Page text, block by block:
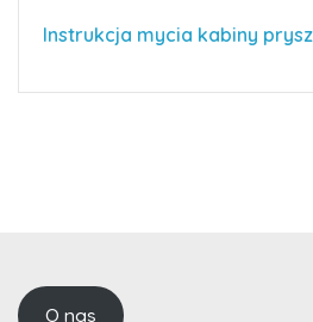
Instrukcja mycia kabiny
O nas